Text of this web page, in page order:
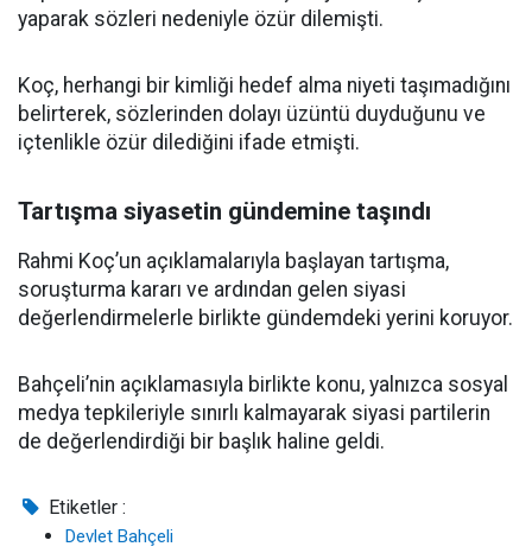
yaparak sözleri nedeniyle özür dilemişti.
Koç, herhangi bir kimliği hedef alma niyeti taşımadığını
belirterek, sözlerinden dolayı üzüntü duyduğunu ve
içtenlikle özür dilediğini ifade etmişti.
Tartışma siyasetin gündemine taşındı
Rahmi Koç’un açıklamalarıyla başlayan tartışma,
soruşturma kararı ve ardından gelen siyasi
değerlendirmelerle birlikte gündemdeki yerini koruyor.
Bahçeli’nin açıklamasıyla birlikte konu, yalnızca sosyal
medya tepkileriyle sınırlı kalmayarak siyasi partilerin
de değerlendirdiği bir başlık haline geldi.
Etiketler :
Devlet Bahçeli